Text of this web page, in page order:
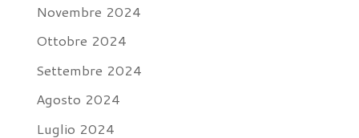
Novembre 2024
Ottobre 2024
Settembre 2024
Agosto 2024
Luglio 2024